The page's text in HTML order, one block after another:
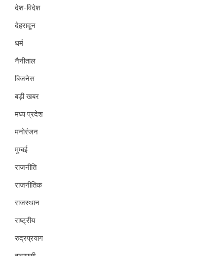
देश-विदेश
देहरादून
धर्म
नैनीताल
बिजनेस
बड़ी खबर
मध्य प्रदेश
मनोरंजन
मुम्बई
राजनीति
राजनीतिक
राजस्थान
राष्ट्रीय
रुद्रप्रयाग